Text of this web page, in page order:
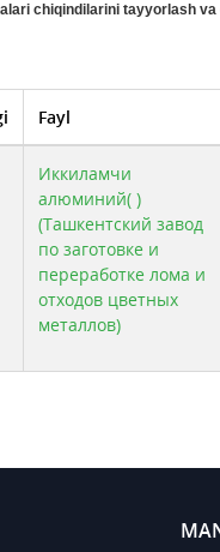
chiqindilarini tayyorlash
Fayl
Иккиламчи
алюминий( )
(Ташкентский завод
по заготовке и
переработке лома и
отходов цветных
металлов)